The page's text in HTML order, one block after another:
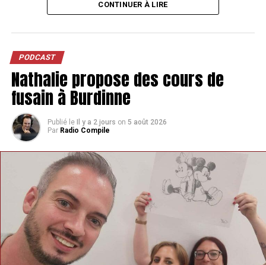
CONTINUER À LIRE
PODCAST
Nathalie propose des cours de
fusain à Burdinne
Publié le Il y a 2 jours on 5 août 2026
Par Radio Compile